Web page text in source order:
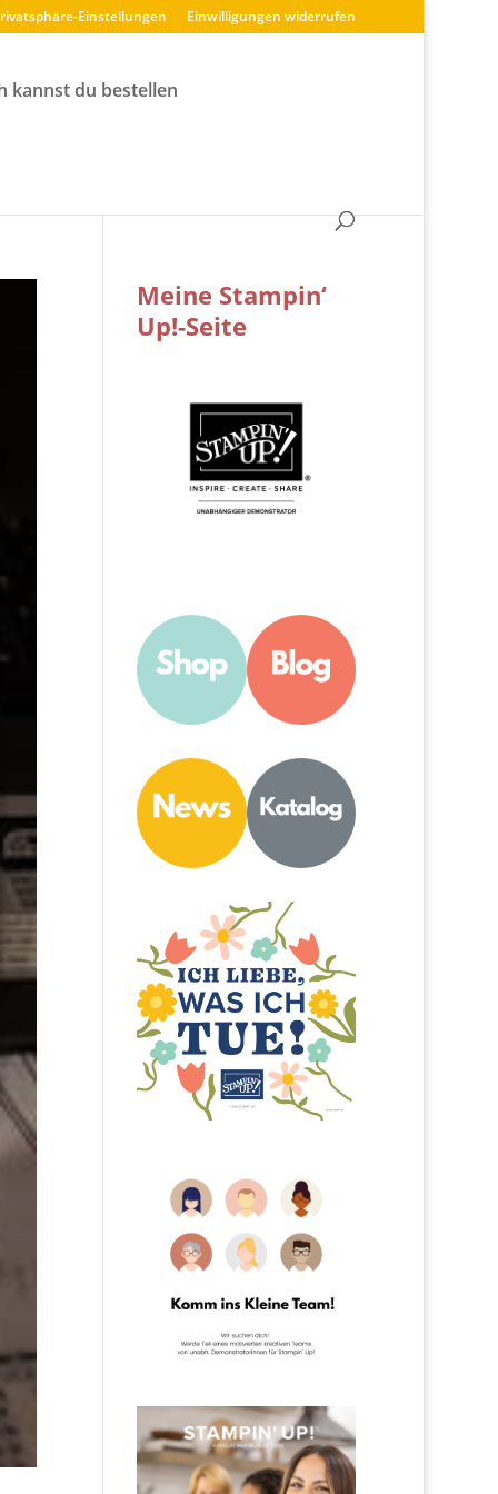
Einstellungen Einwilligungen widerrufen
kannst du bestellen
Meine Stampin‘
Up!-Seite